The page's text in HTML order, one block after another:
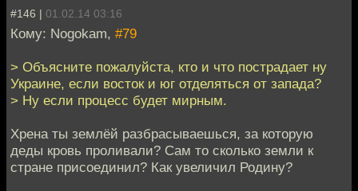
#146 | 01.02.14 03:16
Кому: Nogokam, #79
> Объясните пожалуйста, кто и что пострадает ну
Украине, если восток и юг отделяться от запада?
> Ну если процесс будет мирным.
Хрена ты землёй разбрасываешься, за которую
деды кровь проливали? Сам то сколько земли к
стране присоединил? Как увеличил Родину?